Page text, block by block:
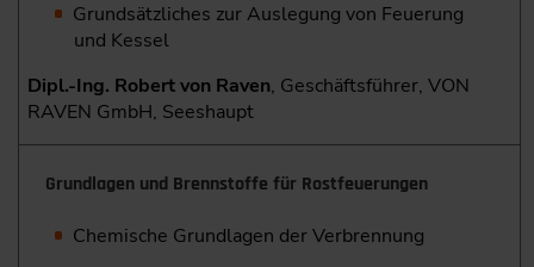
Grundsätzliches zur Auslegung von Feuerung
und Kessel
Dipl.-Ing. Robert von Raven, Geschäftsführer, VON
RAVEN GmbH, Seeshaupt
Grundlagen und Brennstoffe für Rostfeuerungen
Chemische Grundlagen der Verbrennung